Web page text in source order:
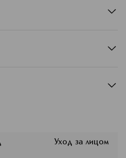
распределяйте от центра
удовольствие от
Это премиальная
созданная дляУход за лицом